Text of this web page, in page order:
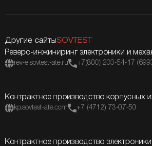
Другие сайтыSOVTEST
Реверс-инжиниринг электроники и
rev-e.sovtest-ate.ru +7(800) 200-54-17
Контрактное производство корпусных
kp.sovtest-ate.com +7 (4712) 73-07-50
Контрактное производство электроники